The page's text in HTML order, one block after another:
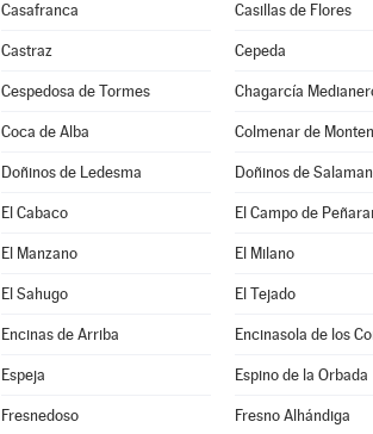
Casafranca Casillas de Flores
Castraz Cepeda
Cespedosa de Tormes Chagarcía
Coca de Alba Colmenar de
Doñinos de Ledesma Doñinos de
El Cabaco El Campo de
El Manzano El Milano
El Sahugo El Tejado
Encinas de Arriba
Espeja Espino de la Orbada
Fresnedoso Fresno Alhándiga